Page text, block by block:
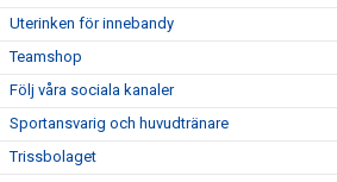
Uterinken för innebandy
Teamshop
Följ våra sociala kanaler
Sportansvarig och huvudtränare
Trissbolaget